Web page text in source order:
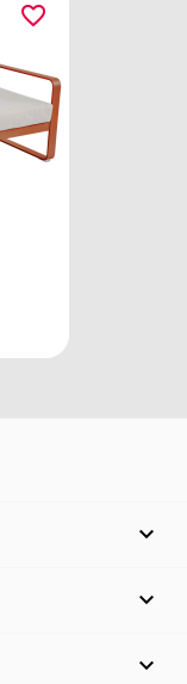
favorite_border


